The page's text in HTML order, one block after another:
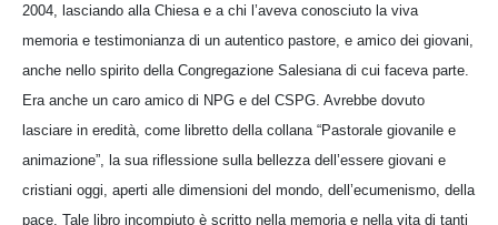
2004, lasciando alla Chiesa e a chi l’aveva conosciuto la viva
memoria e testimonianza di un autentico pastore, e amico dei giovani,
anche nello spirito della Congregazione Salesiana di cui faceva parte.
Era anche un caro amico di NPG e del CSPG. Avrebbe dovuto
lasciare in eredità, come libretto della collana “Pastorale giovanile e
animazione”, la sua riflessione sulla bellezza dell’essere giovani e
cristiani oggi, aperti alle dimensioni del mondo, dell’ecumenismo, della
pace. Tale libro incompiuto è scritto nella memoria e nella vita di tanti